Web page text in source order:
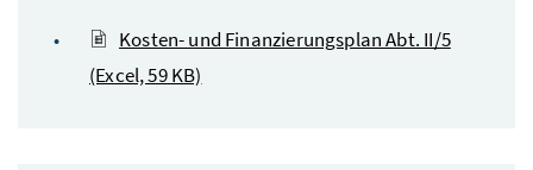
Kosten- und Finanzierungsplan Abt. II/5
(Excel, 59 KB)